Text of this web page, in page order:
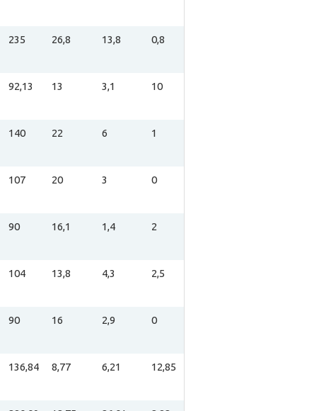
235 26,8 13,8 0,8
92,13 13 3,1 10
140 22 6 1
107 20 3 0
90 16,1 1,4 2
104 13,8 4,3 2,5
90 16 2,9 0
136,84 8,77 6,21 12,85